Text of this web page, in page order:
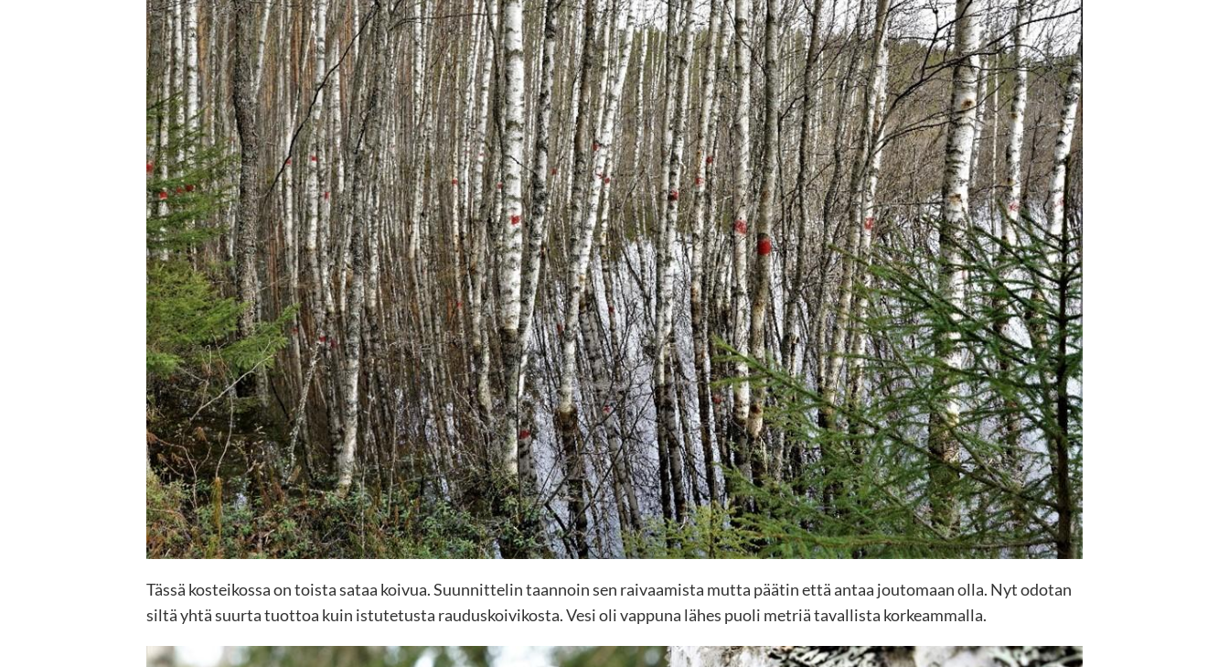
Tässä kosteikossa on toista sataa koivua. Suunnittelin taannoin sen raivaamista mutta päätin että antaa joutomaan olla. Nyt odotan
siltä yhtä suurta tuottoa kuin istutetusta rauduskoivikosta. Vesi oli vappuna lähes puoli metriä tavallista korkeammalla.